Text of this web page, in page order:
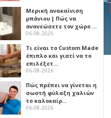
Μερική ανακαίνιση
μπάνιου | Πώς να
ανανεώσετε τον χώρο …
06-08-2026
Τι είναι το Custom Made
έπιπλο και γιατί να το
επιλέξετ…
06-08-2026
Πώς πρέπει να γίνεται η
σωστή φύλαξη χαλιών
το καλοκαίρ…
06-08-2026